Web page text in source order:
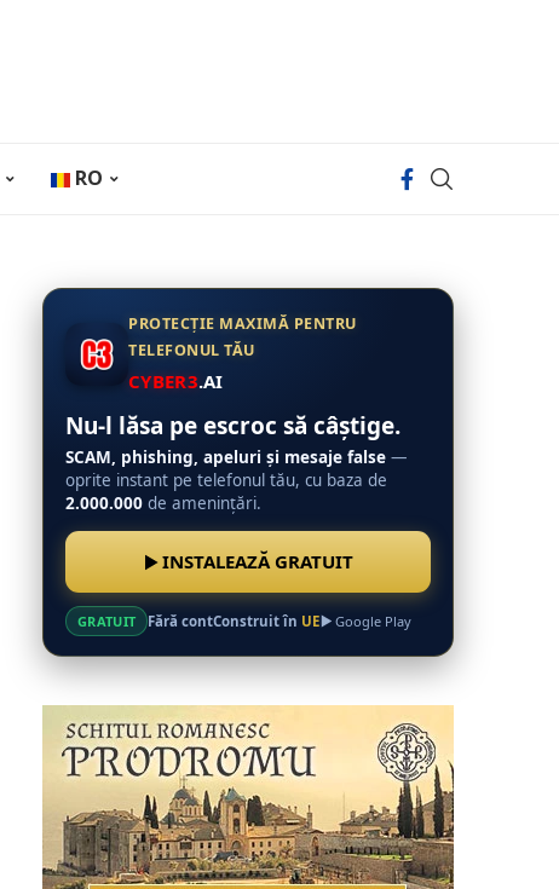
RO
PROTECȚIE MAXIMĂ PENTRU
TELEFONUL TĂU
CYBER3.AI
Nu-l lăsa pe escroc să câștige.
SCAM, phishing, apeluri și mesaje false —
oprite instant pe telefonul tău, cu baza de
2.000.000 de amenințări.
INSTALEAZĂ GRATUIT
GRATUIT Fără contConstruit în UE Google Play